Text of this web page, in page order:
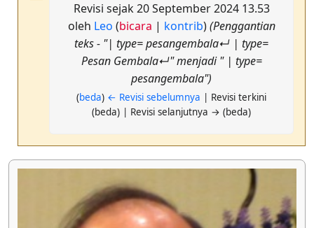
Revisi sejak 20 September 2024 13.53
oleh Leo (bicara | kontrib)(Penggantian
teks - "| type= pesangembala↵ | type=
Pesan Gembala↵" menjadi " | type=
pesangembala")
(beda) ← Revisi sebelumnya | Revisi terkini
(beda) | Revisi selanjutnya → (beda)